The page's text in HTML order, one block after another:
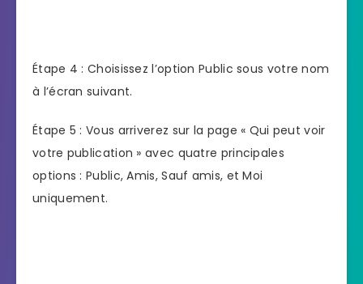
Étape 4 : Choisissez l’option Public sous votre nom
à l’écran suivant.
Étape 5 : Vous arriverez sur la page « Qui peut voir
votre publication » avec quatre principales
options : Public, Amis, Sauf amis, et Moi
uniquement.